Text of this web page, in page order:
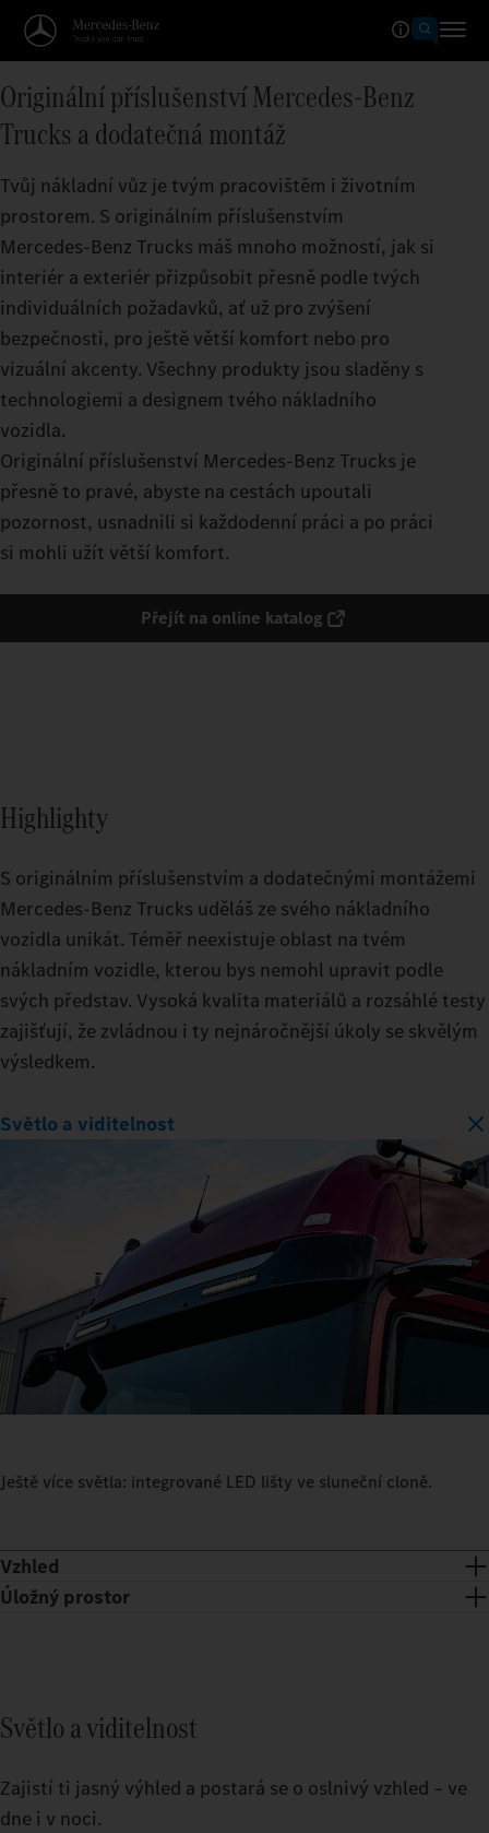
Originální příslušenství Mercedes‑Benz
Trucks a dodatečná montáž
Tvůj nákladní vůz je tvým pracovištěm i životním
prostorem. S originálním příslušenstvím
Mercedes‑Benz Trucks máš mnoho možností, jak si
interiér a exteriér přizpůsobit přesně podle tvých
individuálních požadavků, ať už pro zvýšení
bezpečnosti, pro ještě větší komfort nebo pro
vizuální akcenty. Všechny produkty jsou sladěny s
technologiemi a designem tvého nákladního
vozidla.
Originální příslušenství Mercedes‑Benz Trucks je
přesně to pravé, abyste na cestách upoutali
pozornost, usnadnili si každodenní práci a po práci
si mohli užít větší komfort.
Přejít na online katalog
Highlighty
S originálním příslušenstvím a dodatečnými montážemi
Mercedes-Benz Trucks uděláš ze svého nákladního
vozidla unikát. Téměř neexistuje oblast na tvém
nákladním vozidle, kterou bys nemohl upravit podle
svých představ. Vysoká kvalita materiálů a rozsáhlé testy
zajišťují, že zvládnou i ty nejnáročnější úkoly se skvělým
výsledkem.
Světlo a viditelnost
Ještě více světla: integrované LED lišty ve sluneční cloně.
Vzhled
Úložný prostor
Světlo a viditelnost
Zajistí ti jasný výhled a postará se o oslnivý vzhled – ve
dne i v noci.